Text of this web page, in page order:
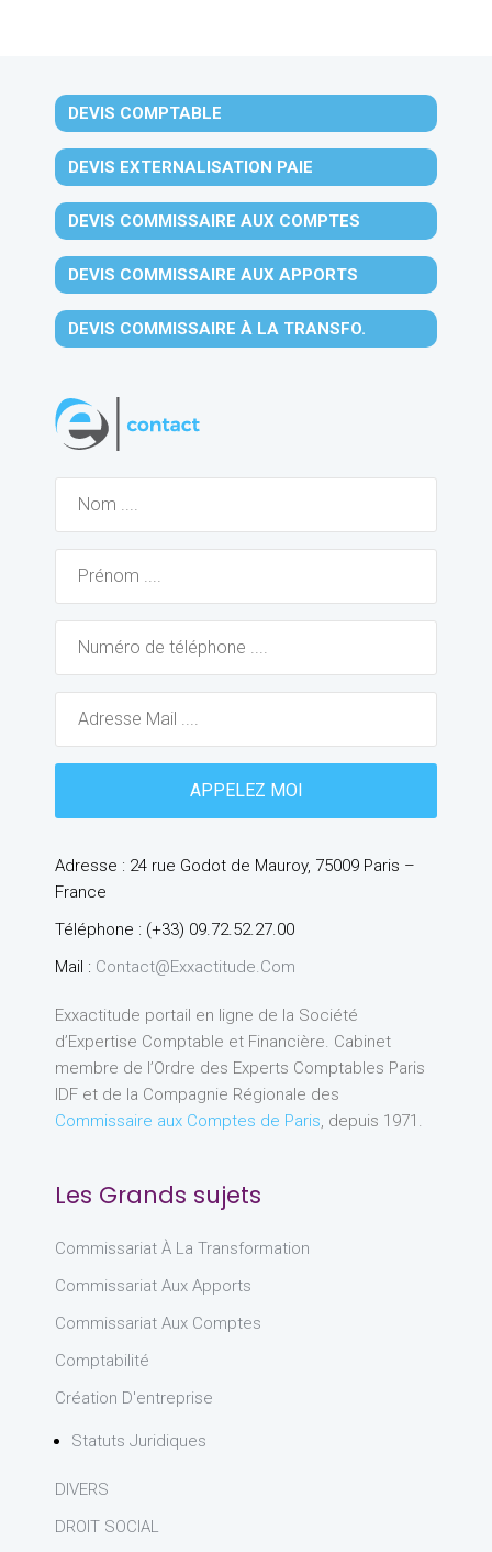
DEVIS COMPTABLE
DEVIS EXTERNALISATION PAIE
DEVIS COMMISSAIRE AUX COMPTES
DEVIS COMMISSAIRE AUX APPORTS
DEVIS COMMISSAIRE À LA TRANSFO.
Adresse : 24 rue Godot de Mauroy, 75009 Paris –
France
Téléphone : (+33) 09.72.52.27.00
Mail : Contact@exxactitude.com
Exxactitude portail en ligne de la Société
d’Expertise Comptable et Financière. Cabinet
membre de l’Ordre des Experts Comptables Paris
IDF et de la Compagnie Régionale des
Commissaire aux Comptes de Paris, depuis 1971.
Les Grands sujets
Commissariat À La Transformation
Commissariat Aux Apports
Commissariat Aux Comptes
Comptabilité
Création D'entreprise
Statuts Juridiques
DIVERS
DROIT SOCIAL